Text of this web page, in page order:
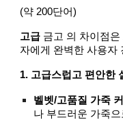
(약 200단어)
고급 금고 의 차이점
자에게 완벽한 사용자
1. 고급스럽고 편안한
벨벳/고품질 가죽
나 부드러운 가죽